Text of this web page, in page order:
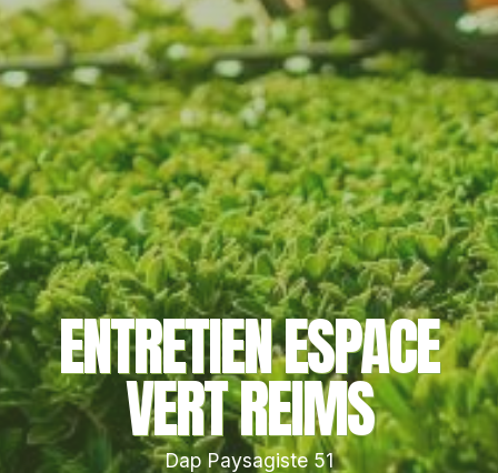
ENTRETIEN ESPACE
VERT REIMS
Dap Paysagiste 51